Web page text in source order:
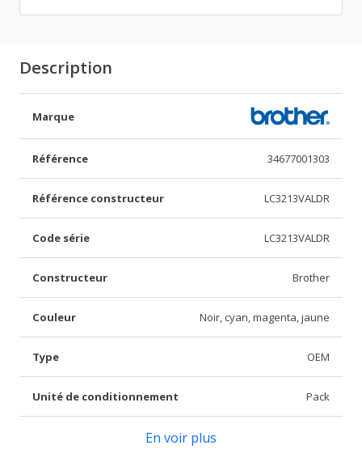
Description
Marque
Référence 34677001303
Référence constructeur LC3213VALDR
Code série LC3213VALDR
Constructeur Brother
Couleur Noir, cyan, magenta, jaune
Type OEM
Unité de conditionnement Pack
En voir plus